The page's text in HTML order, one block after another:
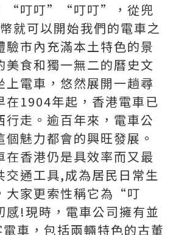
“叮叮”“叮叮”，從兜
就可以開始我們的電車之
驗市內充滿本土特色的景
美食和獨一無二的曆史文
上電車，悠然展開一趟尋
在1904年起，香港電車已
行走。逾百年來，電車公
魅力都會的興旺發展。
在香港仍是具效率而又最
交通工具,成為居民日常生
大家更索性稱它為“叮
!現時，電車公司擁有並
車，包括兩輛特色的古董